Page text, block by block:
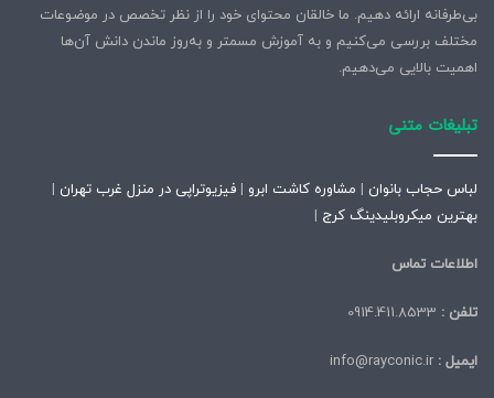
بی‌طرفانه ارائه دهیم. ما خالقان محتوای خود را از نظر تخصص در موضوعات
مختلف بررسی می‌کنیم و به آموزش مسمتر و به‌روز ماندن دانش آن‌ها
اهمیت بالایی می‌دهیم.
تبلیغات متنی
لباس حجاب بانوان | مشاوره کاشت ابرو | فیزیوتراپی در منزل غرب تهران |
بهترین میکروبلیدینگ کرج |
اطلاعات تماس
تلفن :
ایمیل :